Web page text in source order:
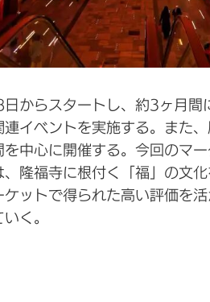
からスタートし、約3ヶ月
イベントを実施する。また
中心に開催する。今回のマ
隆福寺に根付く「福」の文
ットで得られた高い評価を
く。